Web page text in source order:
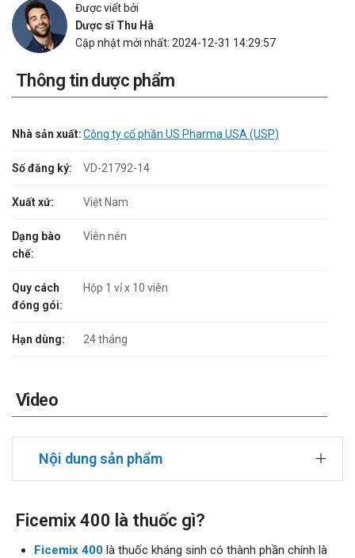
Được viết bởi
Dược sĩ Thu Hà
Cập nhật mới nhất: 2024-12-31 14:29:57
Thông tin dược phẩm
Nhà sản xuất:Công ty cổ phần US Pharma USA (USP)
Số đăng ký: VD-21792-14
Xuất xứ: Việt Nam
Dạng bào
chế:
Viên nén
Quy cách
đóng gói:
Hộp 1 vỉ x 10 viên
Hạn dùng: 24 tháng
Video
Nội dung sản phẩm
Ficemix 400 là thuốc gì?
Ficemix 400là thuốc kháng sinh có thành phần chính là